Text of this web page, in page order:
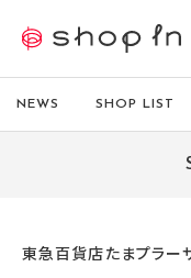
NEWS SHOP LIST
東急百貨店たまプラー